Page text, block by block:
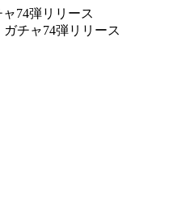
74弾リリース
チャ74弾リリース